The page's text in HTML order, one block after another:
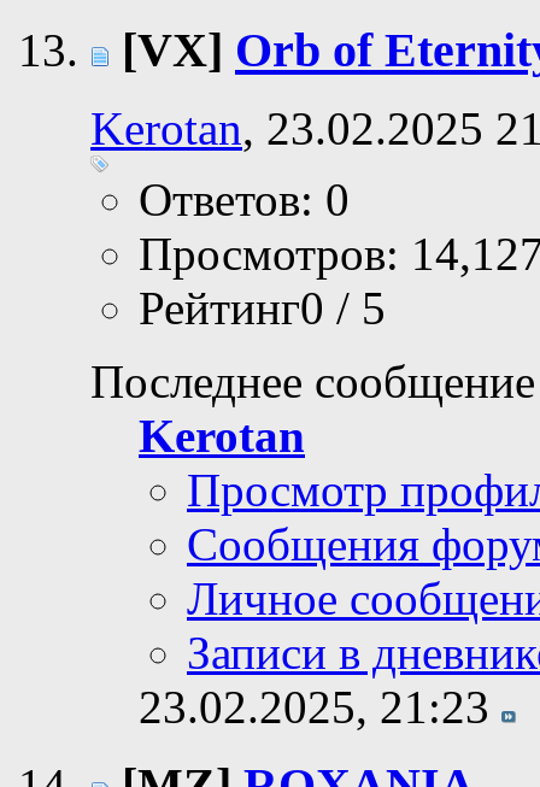
[VX] Orb of
Kerotan, 23.02.2025
Ответов: 0
Просмотров:
Рейтинг0 / 5
Последнее
Kerotan
Просмотр
Сообщения
Личное
Записи в
23.02.2025, 21:23